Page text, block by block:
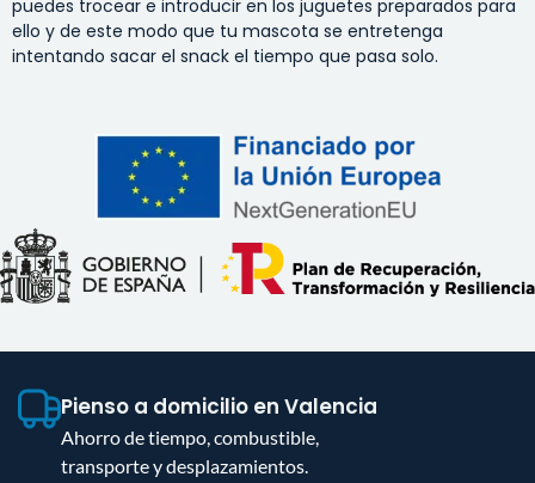
puedes trocear e introducir en los juguetes preparados para
ello y de este modo que tu mascota se entretenga
intentando sacar el snack el tiempo que pasa solo.
Pienso a domicilio en Valencia
Ahorro de tiempo, combustible,
transporte y desplazamientos.